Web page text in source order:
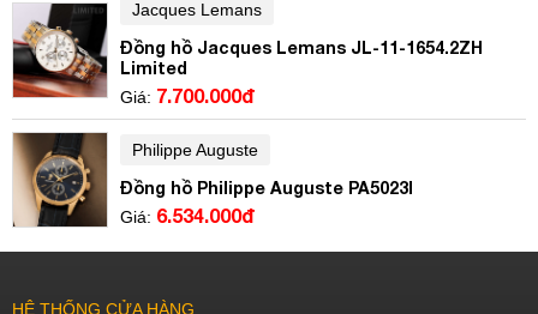
Jacques Lemans
Đồng hồ Jacques Lemans JL-11-1654.2ZH
Limited
Giá: 7.700.000đ
Philippe Auguste
Đồng hồ Philippe Auguste PA5023I
Giá: 6.534.000đ
HỆ THỐNG CỬA HÀNG